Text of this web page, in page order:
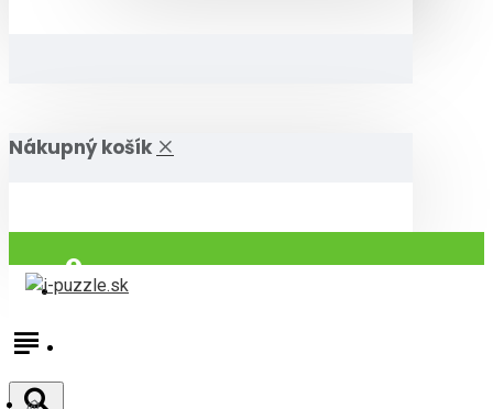
Nákupný košík
Prihlásiť